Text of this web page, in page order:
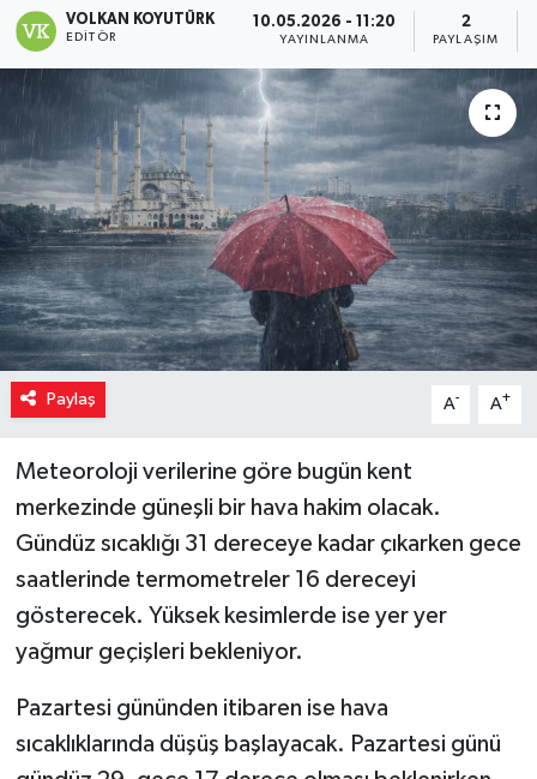
VOLKAN KOYUTÜRK
EDITÖR
10.05.2026 - 11:20
YAYINLANMA
2
PAYLAŞIM
Paylaş A- A+
Meteoroloji verilerine göre bugün kent
merkezinde güneşli bir hava hakim olacak.
Gündüz sıcaklığı 31 dereceye kadar çıkarken gece
saatlerinde termometreler 16 dereceyi
gösterecek. Yüksek kesimlerde ise yer yer
yağmur geçişleri bekleniyor.
Pazartesi gününden itibaren ise hava
sıcaklıklarında düşüş başlayacak. Pazartesi günü